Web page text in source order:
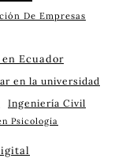
De Empresas
Ecuador
en la universidad
Ingeniería Civil
Psicología